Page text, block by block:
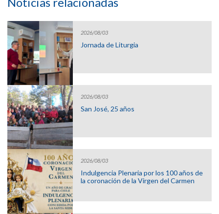
2026/08/03
Jornada de Liturgia
2026/08/03
San José, 25 años
2026/08/03
Indulgencia Plenaria por los 100 años de
la coronación de la Virgen del Carmen